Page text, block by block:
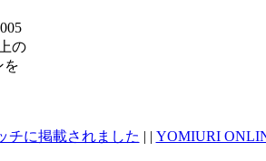
の
を
チに掲載されました | | YOMIURI